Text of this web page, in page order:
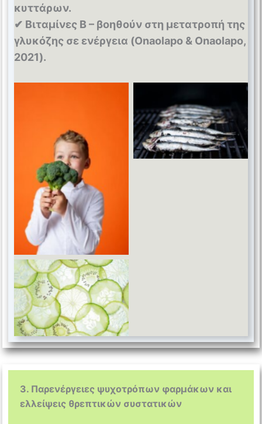
κυττάρων.
✔ Βιταμίνες Β – βοηθούν στη μετατροπή της
γλυκόζης σε ενέργεια (Onaolapo & Onaolapo,
2021).
Coenzyme Q10
Omega 3
B vitamin
3. Παρενέργειες ψυχοτρόπων φαρμάκων και
ελλείψεις θρεπτικών συστατικών